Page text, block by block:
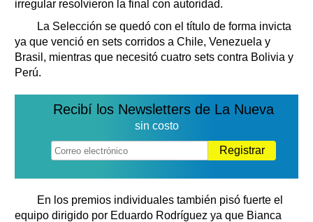
irregular resolvieron la final con autoridad.
La Selección se quedó con el título de forma invicta
ya que venció en sets corridos a Chile, Venezuela y
Brasil, mientras que necesitó cuatro sets contra Bolivia y
Perú.
Recibí los Newsletters de La Nueva
sin costo
Registrar
En los premios individuales también pisó fuerte el
equipo dirigido por Eduardo Rodríguez ya que Bianca